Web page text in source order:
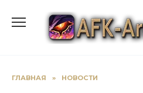
содержанию
ГЛАВНАЯ » НОВОСТИ